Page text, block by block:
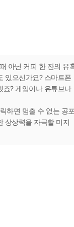
아닌 커피 한 잔의 유
있으신가요? 스마트폰
죠? 게임이나 유튜브나
하면 멈출 수 없는 공
상상력을 자극할 미지